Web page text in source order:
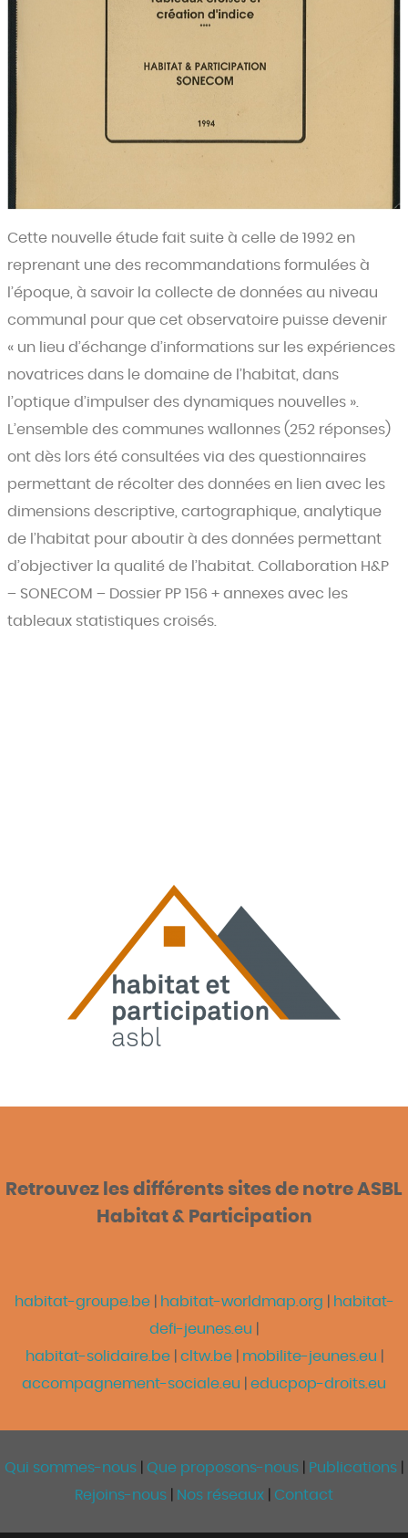
Cette nouvelle étude fait suite à celle de 1992 en
reprenant une des recommandations formulées à
l’époque, à savoir la collecte de données au niveau
communal pour que cet observatoire puisse devenir
« un lieu d’échange d’informations sur les expériences
novatrices dans le domaine de l’habitat, dans
l’optique d’impulser des dynamiques nouvelles ».
L’ensemble des communes wallonnes (252 réponses)
ont dès lors été consultées via des questionnaires
permettant de récolter des données en lien avec les
dimensions descriptive, cartographique, analytique
de l’habitat pour aboutir à des données permettant
d’objectiver la qualité de l’habitat. Collaboration H&P
– SONECOM – Dossier PP 156 + annexes avec les
tableaux statistiques croisés.
Retrouvez les différents sites de notre ASBL
Habitat & Participation
habitat-groupe.be| habitat-worldmap.org
habitat-
defi-jeunes.eu
habitat-solidaire.be| cltw.be| mobilite-jeunes.eu
accompagnement-sociale.eu
educpop-droits.eu
Qui sommes-nous Que proposons-nous Publications
Rejoins-nous
Nos réseaux Contact